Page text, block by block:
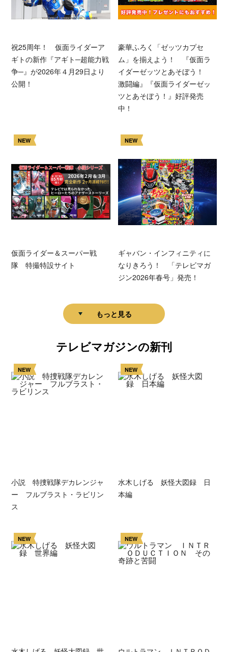
祝25周年！ 仮面ライダーア
ギトの新作『アギト─超能力戦
争─』が2026年４月29日より
公開！
豪華ふろく「ゼッツカプセ
ム」を揃えよう！ 『仮面ラ
イダーゼッツとあそぼう！
激闘編』『仮面ライダーゼッ
ツとあそぼう！』好評発売
中！
NEW
仮面ライダー＆スーパー戦
隊 特撮特設サイト
NEW
ギャバン・インフィニティに
なりきろう！ 「テレビマガ
ジン2026年春号」発売！
もっと見る
テレビマガジンの新刊
NEW
小説 特捜戦隊デカレンジャ
ー フルブラスト・ラビリン
ス
NEW
水木しげる 妖怪大図録 日
本編
NEW NEW